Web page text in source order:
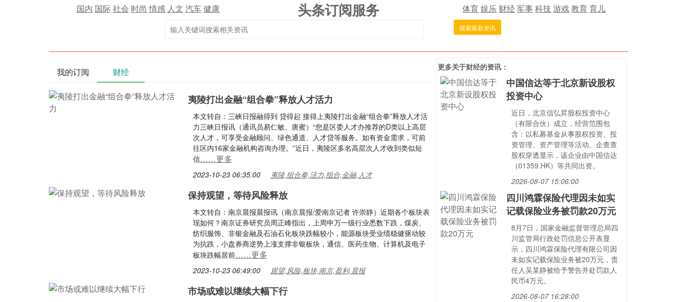
国内 国际社会 时尚 情感 人文 汽车健康 头条订阅服务 体育娱乐 财经军事科技游戏教育育儿
搜索最新资讯
我的订阅 财经
夷陵打出金融“组合拳”释放人才活力
本文转自：三峡日报融得到 贷得起 接得上夷陵打出金融“组合拳”释放人才活
力三峡日报讯（通讯员易仁敏、唐蜜）“您是区委人才办推荐的D类以上高层
次人才，可享受金融顾问、绿色通道、人才贷等服务。如有资金需求，可前
往区内16家金融机构咨询办理。”近日，夷陵区多名高层次人才收到类似短
信……更多
2023-10-23 06:35:00 夷陵,组合拳,活力,组合,金融,人才
保持观望，等待风险释放
本文转自：南京晨报晨报讯（南京晨报/爱南京记者 许崇静）近期各个板块表
现如何？南京证券研究员周正峰指出，上周申万一级行业悉数下跌，煤炭、
纺织服饰、非银金融及石油石化板块跌幅较小，能源板块受业绩稳健驱动较
为抗跌，小盘券商逆势上涨支撑非银板块，通信、医药生物、计算机及电子
板块跌幅居前……更多
2023-10-23 06:49:00 观望,风险,板块,南京,盈利,晨报
市场或难以继续大幅下行
更多关于财经的资讯：
中国信达等于北京新设股权
投资中心
近日，北京信弘昇股权投资中心
（有限合伙）成立，经营范围包
含：以私募基金从事股权投资、投
资管理、资产管理等活动。企查查
股权穿透显示，该企业由中国信达
（01359.HK）等共同出资。
2026-08-07 15:06:00
四川鸿霖保险代理因未如实
记载保险业务被罚款20万元
8月7日，国家金融监督管理总局四
川监管局行政处罚信息公开表显
示，四川鸿霖保险代理有限公司因
未如实记载保险业务被20万元，责
任人吴某静被给予警告并处罚款人
民币4万元。
2026-08-07 16:28:00